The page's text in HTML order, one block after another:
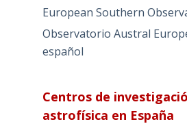
European Southern
Observatorio Austral
español
Centros de
astrofísica en España